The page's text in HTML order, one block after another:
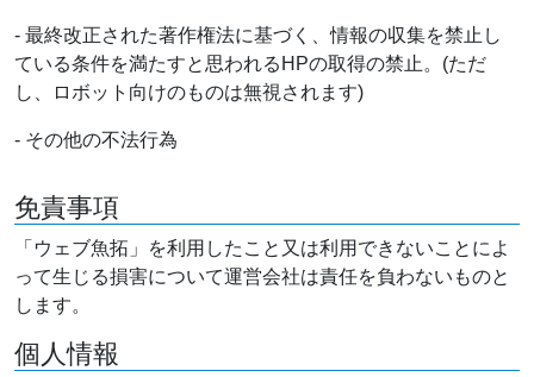
- 最終改正された著作権法に基づく、情報の収集を禁止し
ている条件を満たすと思われるHPの取得の禁止。(ただ
し、ロボット向けのものは無視されます)
- その他の不法行為
免責事項
「ウェブ魚拓」を利用したこと又は利用できないことによ
って生じる損害について運営会社は責任を負わないものと
します。
個人情報